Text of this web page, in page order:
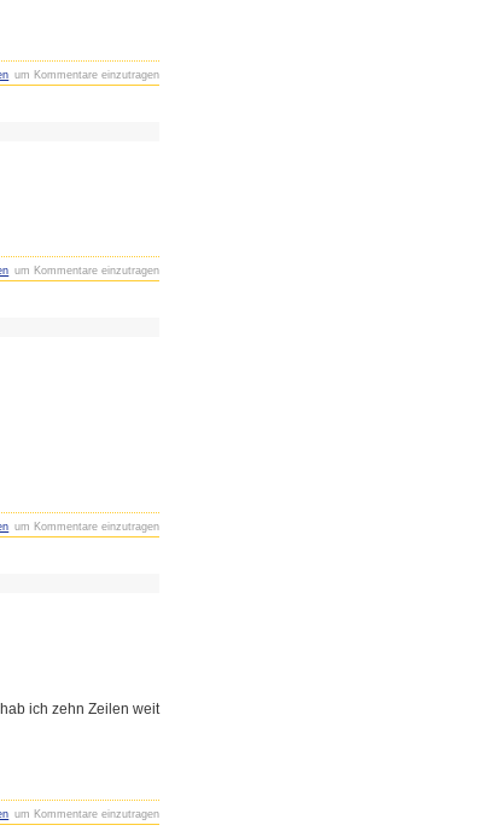
um Kommentare einzutragen
um Kommentare einzutragen
um Kommentare einzutragen
ich zehn Zeilen weit
um Kommentare einzutragen